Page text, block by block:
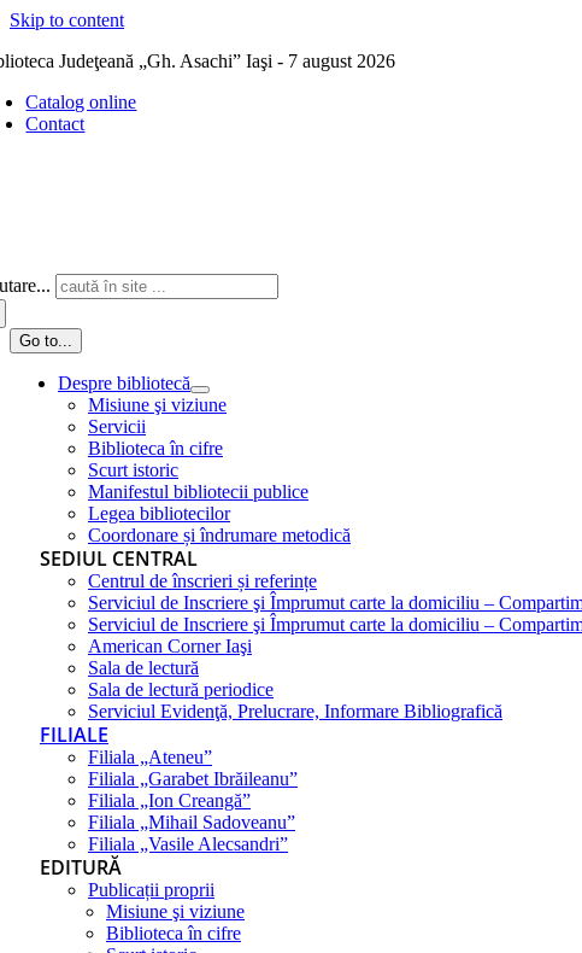
Skip to content
Judeţeană „Gh. Asachi” Iaşi - 7 august 2026
Catalog online
Contact
Go to...
Despre bibliotecă
Misiune şi viziune
Servicii
Biblioteca în cifre
Scurt istoric
Manifestul bibliotecii publice
Legea bibliotecilor
Coordonare și îndrumare metodică
SEDIUL CENTRAL
Centrul de înscrieri și referințe
Serviciul de Inscriere şi Împrumut carte la domiciliu –
Serviciul de Inscriere şi Împrumut carte la domiciliu –
American Corner Iaşi
Sala de lectură
Sala de lectură periodice
Serviciul Evidenţă, Prelucrare, Informare Bibliografică
FILIALE
Filiala „Ateneu”
Filiala „Garabet Ibrăileanu”
Filiala „Ion Creangă”
Filiala „Mihail Sadoveanu”
Filiala „Vasile Alecsandri”
EDITURĂ
Publicații proprii
Misiune şi viziune
Biblioteca în cifre